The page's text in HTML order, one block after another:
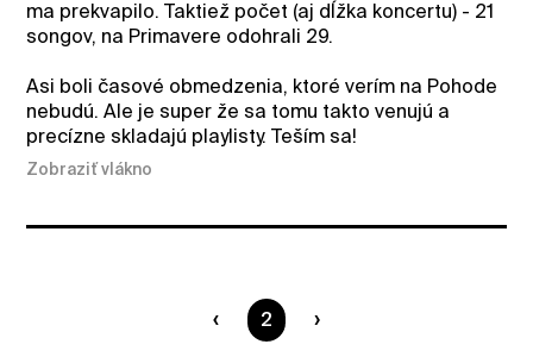
ma prekvapilo. Taktiež počet (aj dĺžka koncertu) - 21
songov, na Primavere odohrali 29.
Asi boli časové obmedzenia, ktoré verím na Pohode
nebudú. Ale je super že sa tomu takto venujú a
precízne skladajú playlisty. Teším sa!
Zobraziť vlákno
Ste na strane
2